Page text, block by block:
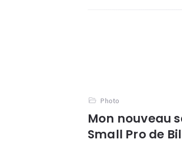
Photo
Mon nouveau
Small Pro de